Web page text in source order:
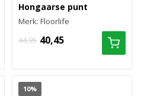
Hongaarse punt
Merk: Floorlife
44,95 40,45
10%